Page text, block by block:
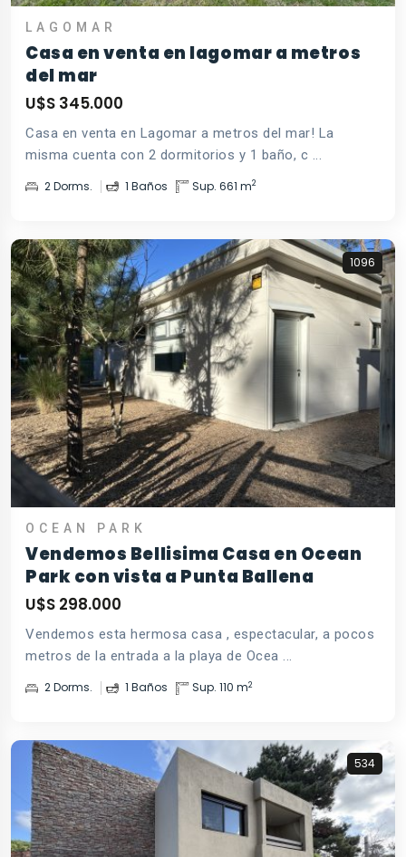
LAGOMAR
Casa en venta en lagomar a metros
del mar
U$S 345.000
Casa en venta en Lagomar a metros del mar! La
misma cuenta con 2 dormitorios y 1 baño, c ...
2 Dorms. 1 Baños Sup. 661 m2
1096
OCEAN PARK
Vendemos Bellisima Casa en Ocean
Park con vista a Punta Ballena
U$S 298.000
Vendemos esta hermosa casa , espectacular, a pocos
metros de la entrada a la playa de Ocea ...
2 Dorms. 1 Baños Sup. 110 m2
534